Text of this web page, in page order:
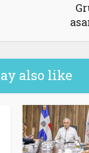
also like